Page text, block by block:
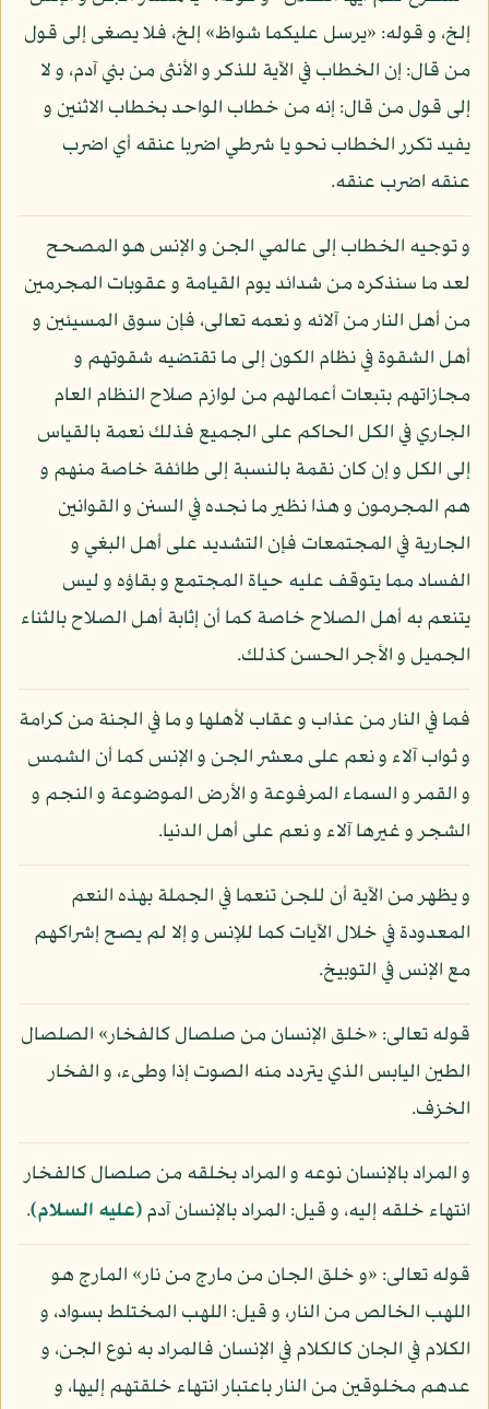
إلخ، و قوله: «يرسل عليكما شواظ» إلخ، فلا يصغى إلى قول
من قال: إن الخطاب في الآية للذكر و الأنثى من بني آدم، و لا
إلى قول من قال: إنه من خطاب الواحد بخطاب الاثنين و
يفيد تكرر الخطاب نحو يا شرطي اضربا عنقه أي اضرب
عنقه اضرب عنقه.
و توجيه الخطاب إلى عالمي الجن و الإنس هو المصحح
لعد ما سنذكره من شدائد يوم القيامة و عقوبات المجرمين
من أهل النار من آلائه و نعمه تعالى، فإن سوق المسيئين و
أهل الشقوة في نظام الكون إلى ما تقتضيه شقوتهم و
مجازاتهم بتبعات أعمالهم من لوازم صلاح النظام العام
الجاري في الكل الحاكم على الجميع فذلك نعمة بالقياس
إلى الكل و إن كان نقمة بالنسبة إلى طائفة خاصة منهم و
هم المجرمون و هذا نظير ما نجده في السنن و القوانين
الجارية في المجتمعات فإن التشديد على أهل البغي و
الفساد مما يتوقف عليه حياة المجتمع و بقاؤه و ليس
يتنعم به أهل الصلاح خاصة كما أن إثابة أهل الصلاح بالثناء
الجميل و الأجر الحسن كذلك.
فما في النار من عذاب و عقاب لأهلها و ما في الجنة من كرامة
و ثواب آلاء و نعم على معشر الجن و الإنس كما أن الشمس
و القمر و السماء المرفوعة و الأرض الموضوعة و النجم و
الشجر و غيرها آلاء و نعم على أهل الدنيا.
و يظهر من الآية أن للجن تنعما في الجملة بهذه النعم
المعدودة في خلال الآيات كما للإنس و إلا لم يصح إشراكهم
مع الإنس في التوبيخ.
قوله تعالى: «خلق الإنسان من صلصال كالفخار» الصلصال
الطين اليابس الذي يتردد منه الصوت إذا وطىء، و الفخار
الخزف.
و المراد بالإنسان نوعه و المراد بخلقه من صلصال كالفخار
انتهاء خلقه إليه، و قيل: المراد بالإنسان آدم(عليه السلام).
قوله تعالى: «و خلق الجان من مارج من نار» المارج هو
اللهب الخالص من النار، و قيل: اللهب المختلط بسواد، و
الكلام في الجان كالكلام في الإنسان فالمراد به نوع الجن، و
عدهم مخلوقين من النار باعتبار انتهاء خلقتهم إليها، و